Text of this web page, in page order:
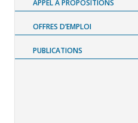
APPEL À PROPOSITIONS
OFFRES D’EMPLOI
PUBLICATIONS